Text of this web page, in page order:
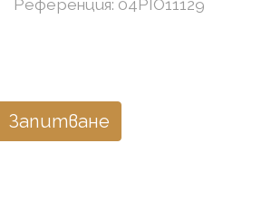
Референция: 04PIO11129
Запитване